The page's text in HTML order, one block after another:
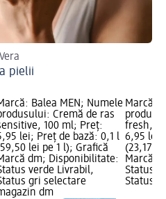
pielii
Balea MEN; Numele
Cremă de ras
100 ml; Preț:
lei; Preț de bază: 0,1 l
lei pe 1 l); Grafică
dm; Disponibilitate:
verde Livrabil,
gri selectare
dm
Marcă:
fresh,
6,95 lei;
(23,17
Marcă
Status
Status